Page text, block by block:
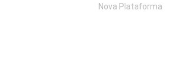
Nova Plataforma